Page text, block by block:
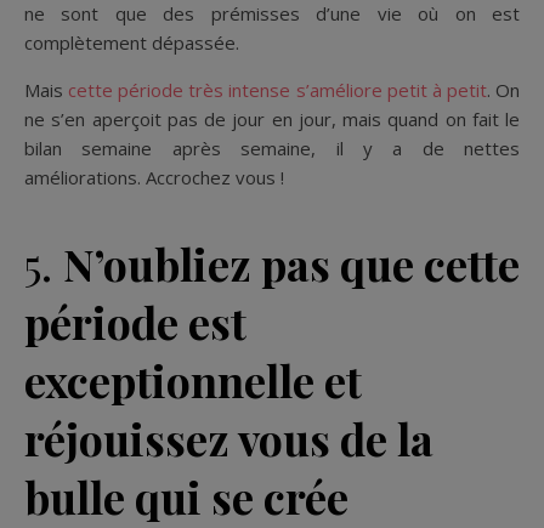
ne sont que des prémisses d’une vie où on est
complètement dépassée.
Mais cette période très intense s’améliore petit à petit. On
ne s’en aperçoit pas de jour en jour, mais quand on fait le
bilan semaine après semaine, il y a de nettes
améliorations. Accrochez vous !
5. N’oubliez pas que cette
période est
exceptionnelle et
réjouissez vous de la
bulle qui se crée